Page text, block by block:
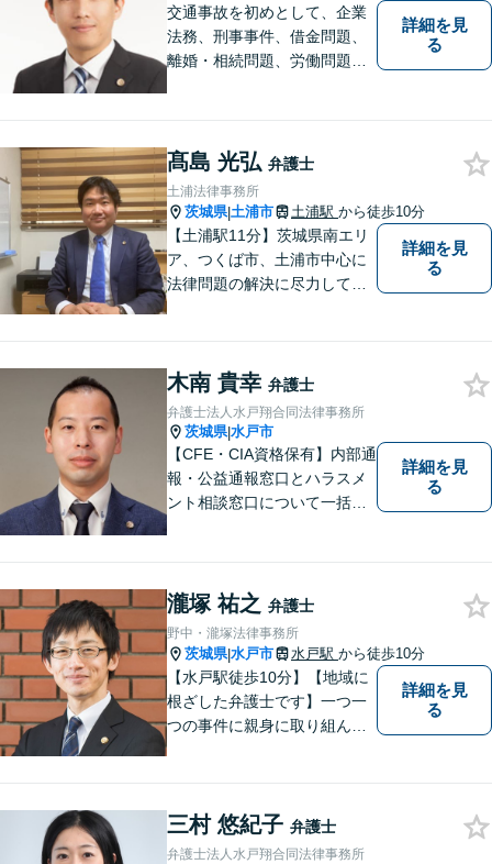
交通事故を初めとして、企業
法務、刑事事件、借金問題、
離婚・相続問題、労働問題そ
実・迅速・丁寧な事件処理を
心掛けています。
詳細を見
る
髙島 光弘 弁護士
土浦法律事務所
茨城県|土浦市 土浦駅 から徒歩10分
【土浦駅11分】茨城県南エリ
ア、つくば市、土浦市中心に
法律問題の解決に尽力してお
ら、お気軽にご相談くださ
い。
詳細を見
る
木南 貴幸 弁護士
弁護士法人水戸翔合同法律事務所
茨城県|水戸市
【CFE・CIA資格保有】内部通
報・公益通報窓口とハラスメ
ント相談窓口について一括対
詳細を見
る
瀧塚 祐之 弁護士
野中・瀧塚法律事務所
茨城県|水戸市 水戸駅 から徒歩10分
【水戸駅徒歩10分】【地域に
根ざした弁護士です】一つ一
つの事件に親身に取り組んで
把握した上で、正当な権利を
守るために丁寧な対応を致し
詳細を見
る
三村 悠紀子 弁護士
弁護士法人水戸翔合同法律事務所